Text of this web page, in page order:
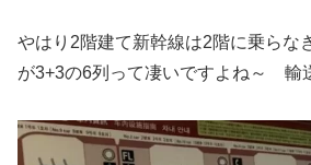
やはり2階建て新幹線は2階に乗ら
が3+3の6列って凄いですよね～ 輸